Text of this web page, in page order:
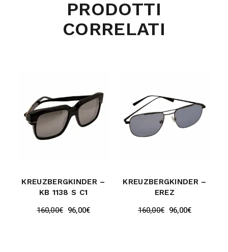
PRODOTTI
CORRELATI
KREUZBERGKINDER –
KB 1138 S C1
160,00€ 96,00€
KREUZBERGKINDER –
EREZ
160,00€ 96,00€